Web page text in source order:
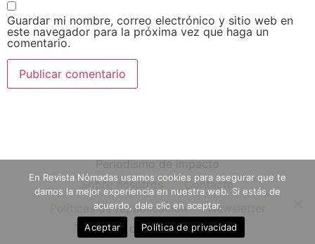
Guardar mi nombre, correo electrónico y sitio web en
este navegador para la próxima vez que haga un
comentario.
Periodismo de impacto
Sobre nosotros
Contacto
Políticas de republicación
Newsletter
Todos los derechos reservados
En Revista Nómadas usamos cookies para asegurar que te
damos la mejor experiencia en nuestra web. Si estás de
acuerdo, dale clic en aceptar.
Aceptar
Política de privacidad